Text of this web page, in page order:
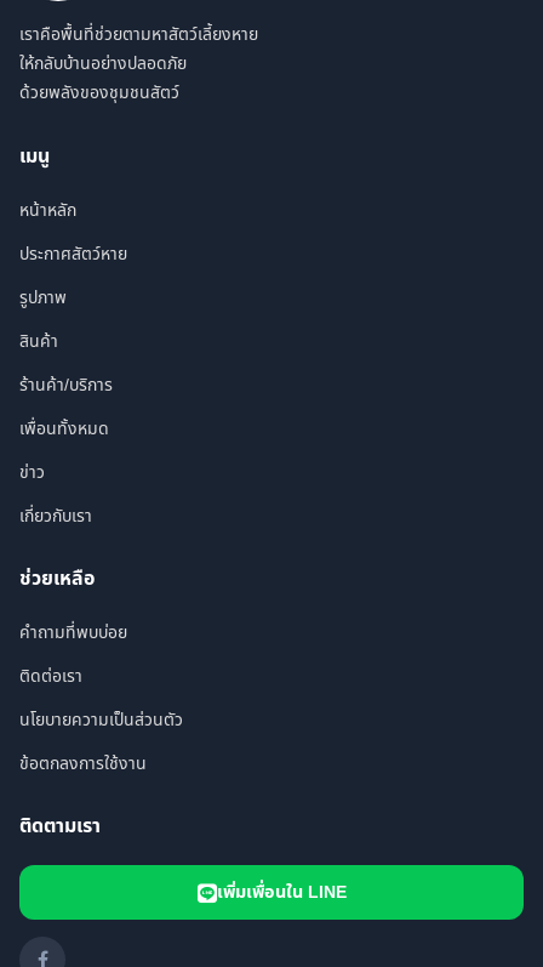
เราคือพื้นที่ช่วยตามหาสัตว์เลี้ยงหาย
ให้กลับบ้านอย่างปลอดภัย
ด้วยพลังของชุมชนสัตว์
เมนู
หน้าหลัก
ประกาศสัตว์หาย
รูปภาพ
สินค้า
ร้านค้า/บริการ
เพื่อนทั้งหมด
ข่าว
เกี่ยวกับเรา
ช่วยเหลือ
คำถามที่พบบ่อย
ติดต่อเรา
นโยบายความเป็นส่วนตัว
ข้อตกลงการใช้งาน
ติดตามเรา
เพิ่มเพื่อนใน LINE